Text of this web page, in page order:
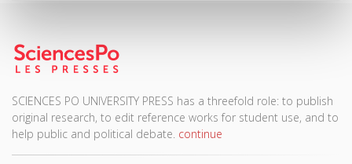
SCIENCES PO UNIVERSITY PRESS has a threefold role: to publish
original research, to edit reference works for student use, and to
help public and political debate. continue